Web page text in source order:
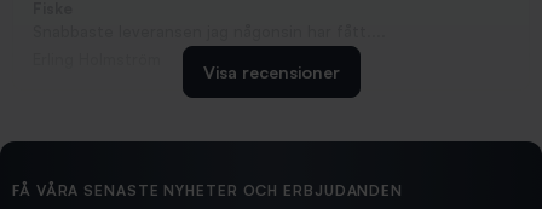
2026/02/19
Hittade exakt vad jag behövde. Snabb och bra...
Visa recensioner
FÅ VÅRA SENASTE NYHETER OCH ERBJUDANDEN